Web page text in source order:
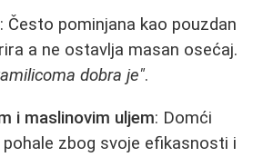
: Često pominjana kao pouzdan
a ne ostavlja masan osećaj.
dobra je".
i maslinovim uljem: Domći
zbog svoje efikasnosti i